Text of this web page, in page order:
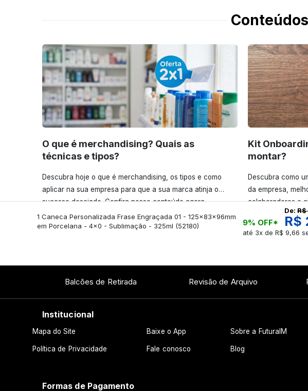
O que é merchandising? Quais as
técnicas e tipos?
Descubra hoje o que é merchandising, os tipos e como
aplicar na sua empresa para que a sua marca atinja o
sucesso desejado. Confira nosso conteúdo agora
mesmo!
Kit
montar?
Descubra como
da empresa,
colaboradores e
1 Caneca Personalizada Frase Engraçada 01 - 125x83x96mm
em Porcelana - 4x0 - Sublimação - 325ml (52180) 9% OFF*
De:
R$
até 3x de R$ 9,66
Balcões de Retirada Revisão de Arquivo
Institucional
Mapa do Site Baixe o App Sobre a FuturaIM
Política de Privacidade Fale conosco Blog
Formas de Pagamento